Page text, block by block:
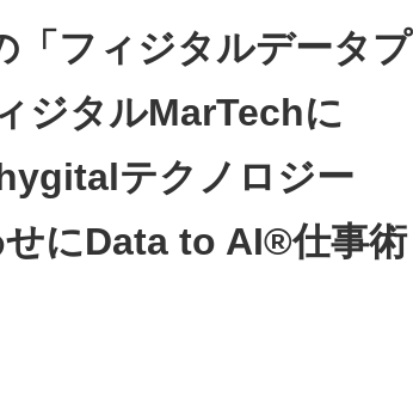
「フィジタルデータプ
ジタルMarTechに
テクノロジー
にData to AI®仕事術